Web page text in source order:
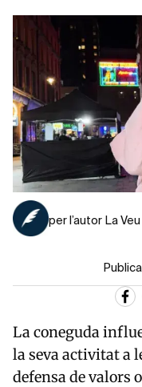
per l’autor La
La coneguda
la seva activitat a
defensa de valors